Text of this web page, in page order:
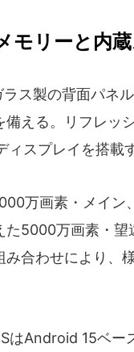
モリーと内
ス製の背面パネ
備える。リフレッ
ィスプレイを搭載
万画素・メイン
た5000万画素・望
み合わせにより、
はAndroid 15ベー